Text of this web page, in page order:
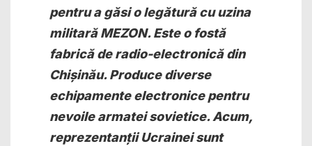
pentru a găsi o legătură cu uzina
militară MEZON. Este o fostă
fabrică de radio-electronică din
Chișinău. Produce diverse
echipamente electronice pentru
nevoile armatei sovietice. Acum,
reprezentanții Ucrainei sunt